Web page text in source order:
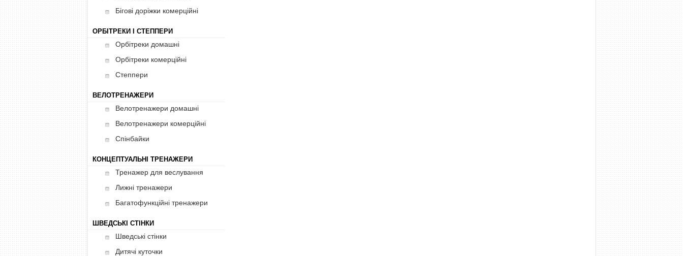
Бігові доріжки комерційні
ОРБІТРЕКИ І СТЕППЕРИ
Орбітреки домашні
Орбітреки комерційні
Степпери
ВЕЛОТРЕНАЖЕРИ
Велотренажери домашні
Велотренажери комерційні
Спінбайки
КОНЦЕПТУАЛЬНІ ТРЕНАЖЕРИ
Тренажер для веслування
Лижні тренажери
Багатофункційні тренажери
ШВЕДСЬКІ СТІНКИ
Шведські стінки
Дитячі куточки